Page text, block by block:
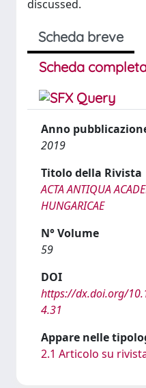
discussed.
Scheda breve
Scheda
Anno
2019
Titolo della Rivista
ACTA ANTIQUA
HUNGARICAE
N° Volume
59
DOI
https://dx.doi.org/
4.31
Appare nelle
2.1 Articolo su